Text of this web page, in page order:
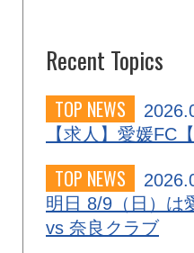
Recent Topics
TOP NEWS
【求人】愛媛FC
TOP NEWS
明日 8/9（日）は
vs 奈良クラブ